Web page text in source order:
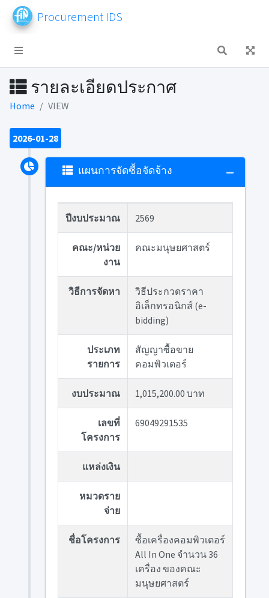
Procurement IDS
รายละเอียดประกาศ
Home VIEW
2026-01-28
แผนการจัดซื้อจัดจ้าง
ปีงบประมาณ 2569
คณะ/หน่วย
งาน
คณะมนุษยศาสตร์
วิธีการจัดหา
วิธีประกวดราคา
อิเล็กทรอนิกส์ (e-
bidding)
ประเภท
รายการ
สัญญาซื้อขาย
คอมพิวเตอร์
งบประมาณ 1,015,200.00 บาท
เลขที่
โครงการ
69049291535
แหล่งเงิน
หมวดราย
จ่าย
ชื่อโครงการ
ซื้อเครื่องคอมพิวเตอร์
All In One จำนวน 36
เครื่อง ของคณะ
มนุษยศาสตร์